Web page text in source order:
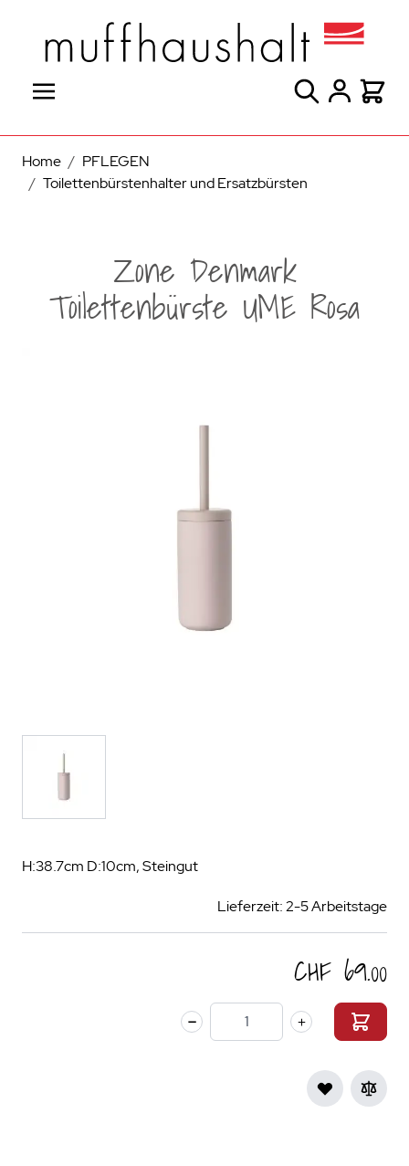
Suche
Home / PFLEGEN
/ Toilettenbürstenhalter und Ersatzbürsten
Zone Denmark
Toilettenbürste UME Rosa
H:38.7cm D:10cm, Steingut
Lieferzeit: 2-5 Arbeitstage
CHF 69.00
Menge